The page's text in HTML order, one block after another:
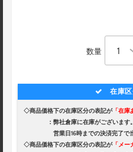
数量
在庫区
◇商品価格下の在庫区分の表記が「在庫
：弊社倉庫に在庫がございます。
営業日16時までの決済完了で当日
◇商品価格下の在庫区分の表記が「メー